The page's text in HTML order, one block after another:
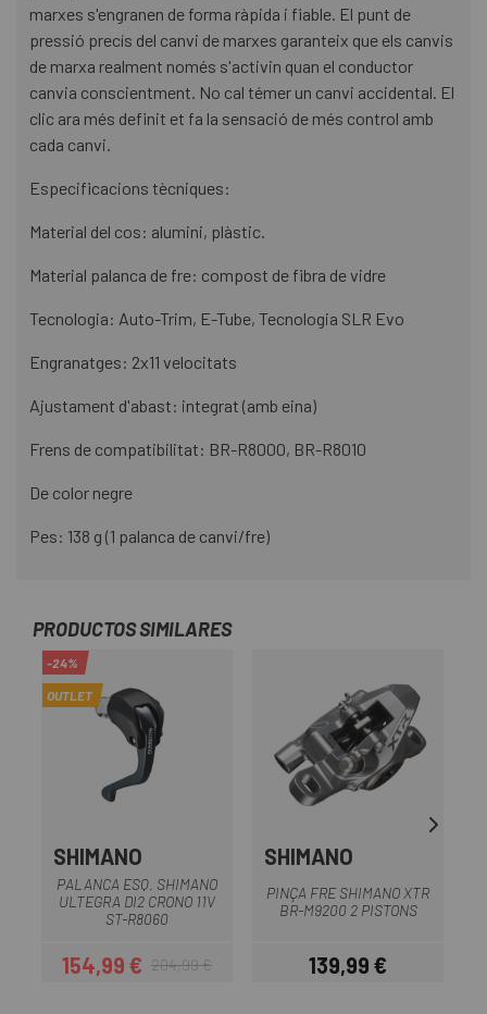
marxes s'engranen de forma ràpida i fiable. El punt de
pressió precís del canvi de marxes garanteix que els canvis
de marxa realment només s'activin quan el conductor
canvia conscientment. No cal témer un canvi accidental. El
clic ara més definit et fa la sensació de més control amb
cada canvi.
Especificacions tècniques:
Material del cos: alumini, plàstic.
Material palanca de fre: compost de fibra de vidre
Tecnologia: Auto-Trim, E-Tube, Tecnologia SLR Evo
Engranatges: 2x11 velocitats
Ajustament d'abast: integrat (amb eina)
Frens de compatibilitat: BR-R8000, BR-R8010
De color negre
Pes: 138 g (1 palanca de canvi/fre)
PRODUCTOS SIMILARES
-24%
OUTLET
SHIMANO
PALANCA ESQ. SHIMANO
ULTEGRA DI2 CRONO 11V
ST-R8060
Preu
154,99 €Preu regular
204,99 €
SHIMANO
PINÇA FRE SHIMANO XTR
BR-M9200 2 PISTONS
Preu
139,99 €